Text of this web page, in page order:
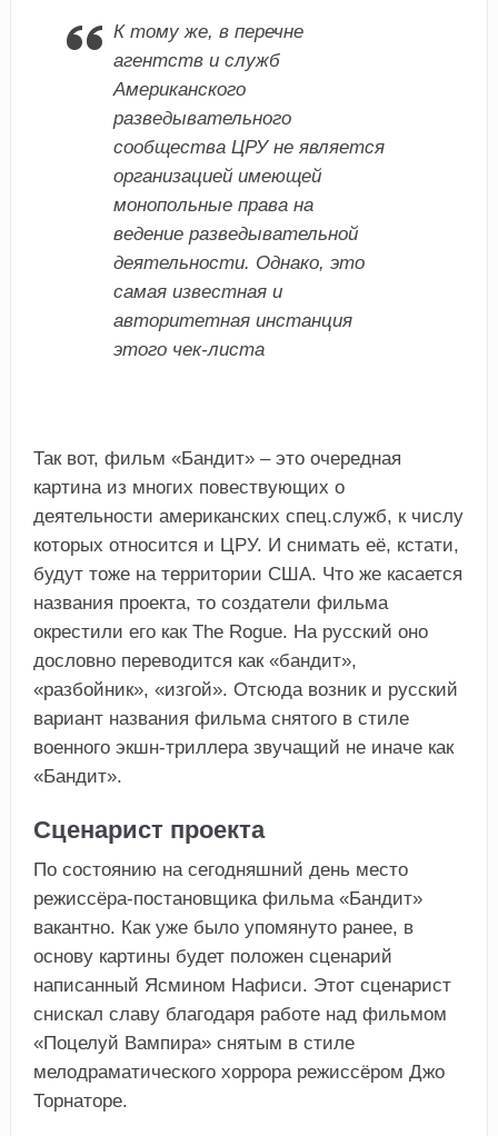
К тому же, в перечне
агентств и служб
Американского
разведывательного
сообщества ЦРУ не является
организацией имеющей
монопольные права на
ведение разведывательной
деятельности. Однако, это
самая известная и
авторитетная инстанция
этого чек-листа
Так вот, фильм «Бандит» – это очередная
картина из многих повествующих о
деятельности американских спец.служб, к числу
которых относится и ЦРУ. И снимать её, кстати,
будут тоже на территории США. Что же касается
названия проекта, то создатели фильма
окрестили его как The Rogue. На русский оно
дословно переводится как «бандит»,
«разбойник», «изгой». Отсюда возник и русский
вариант названия фильма снятого в стиле
военного экшн-триллера звучащий не иначе как
«Бандит».
Сценарист проекта
По состоянию на сегодняшний день место
режиссёра-постановщика фильма «Бандит»
вакантно. Как уже было упомянуто ранее, в
основу картины будет положен сценарий
написанный Ясмином Нафиси. Этот сценарист
снискал славу благодаря работе над фильмом
«Поцелуй Вампира» снятым в стиле
мелодраматического хоррора режиссёром Джо
Торнаторе.